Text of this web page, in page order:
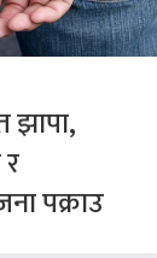
पक्राउ